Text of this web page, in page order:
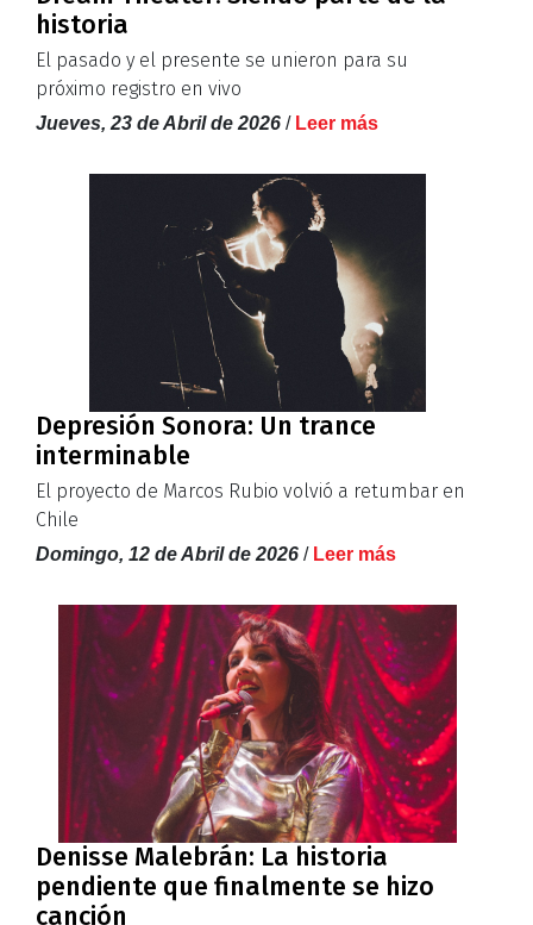
historia
El pasado y el presente se unieron para su
próximo registro en vivo
Jueves, 23 de Abril de 2026 / Leer más
Depresión Sonora: Un trance
interminable
El proyecto de Marcos Rubio volvió a retumbar en
Chile
Domingo, 12 de Abril de 2026 / Leer más
Denisse Malebrán: La historia
pendiente que finalmente se hizo
canción